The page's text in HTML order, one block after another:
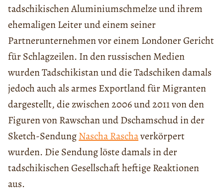
tadschikischen Aluminiumschmelze und ihrem
ehemaligen Leiter und einem seiner
Partnerunternehmen vor einem Londoner Gericht
für Schlagzeilen. In den russischen Medien
wurden Tadschikistan und die Tadschiken damals
jedoch auch als armes Exportland für Migranten
dargestellt, die zwischen 2006 und 2011 von den
Figuren von Rawschan und Dschamschud in der
Sketch-SendungNascha Raschaverkörpert
wurden. Die Sendung löste damals in der
tadschikischen Gesellschaft heftige Reaktionen
aus.